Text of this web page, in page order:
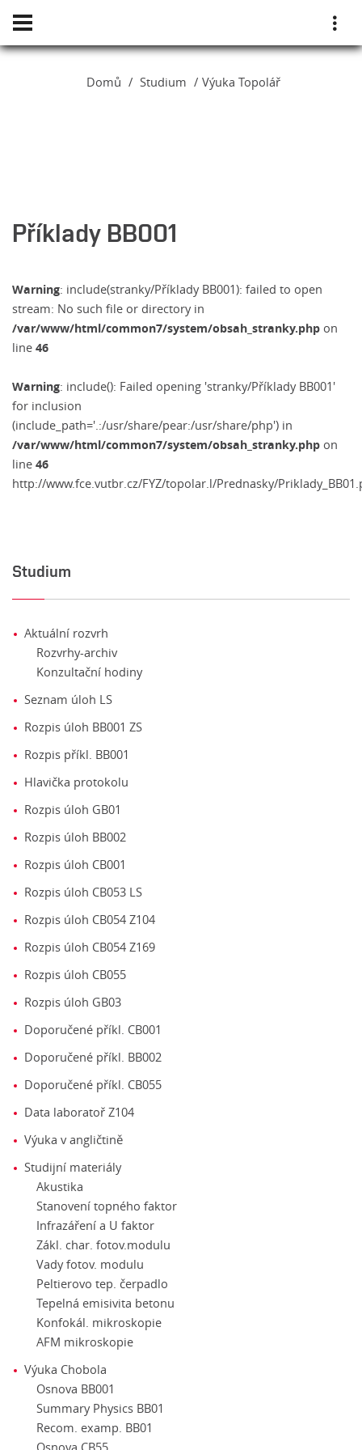
Domů Studium Výuka Topolář
Příklady BB001
Warning: include(stranky/Příklady BB001): failed to open
stream: No such file or directory in
/var/www/html/common7/system/obsah_stranky.php on
line 46
Warning: include(): Failed opening 'stranky/Příklady BB001'
for inclusion
(include_path='.:/usr/share/pear:/usr/share/php') in
/var/www/html/common7/system/obsah_stranky.php on
line 46
http://www.fce.vutbr.cz/FYZ/topolar.l/Prednasky/
Studium
Aktuální rozvrh
Rozvrhy-archiv
Konzultační hodiny
Seznam úloh LS
Rozpis úloh BB001 ZS
Rozpis příkl. BB001
Hlavička protokolu
Rozpis úloh GB01
Rozpis úloh BB002
Rozpis úloh CB001
Rozpis úloh CB053 LS
Rozpis úloh CB054 Z104
Rozpis úloh CB054 Z169
Rozpis úloh CB055
Rozpis úloh GB03
Doporučené příkl. CB001
Doporučené příkl. BB002
Doporučené příkl. CB055
Data laboratoř Z104
Výuka v angličtině
Studijní materiály
Akustika
Stanovení topného faktor
Infrazáření a U faktor
Zákl. char. fotov.modulu
Vady fotov. modulu
Peltierovo tep. čerpadlo
Tepelná emisivita betonu
Konfokál. mikroskopie
AFM mikroskopie
Výuka Chobola
Osnova BB001
Summary Physics BB01
Recom. examp. BB01